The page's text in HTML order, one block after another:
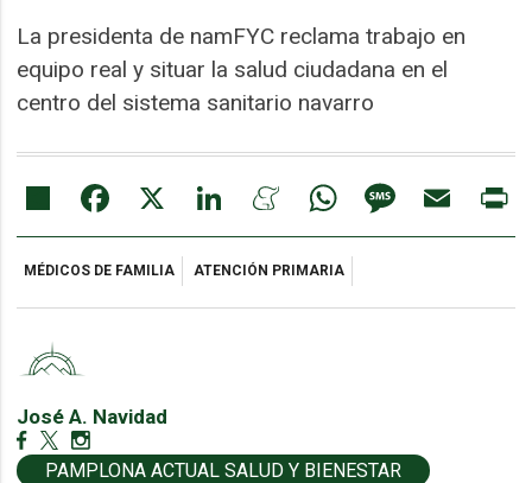
La presidenta de namFYC reclama trabajo en
equipo real y situar la salud ciudadana en el
centro del sistema sanitario navarro
Share Facebook LinkedIn MeneameWhatsAppMessageEmail
MÉDICOS DE FAMILIA ATENCIÓN PRIMARIA
José A. Navidad
PAMPLONA ACTUAL SALUD Y BIENESTAR